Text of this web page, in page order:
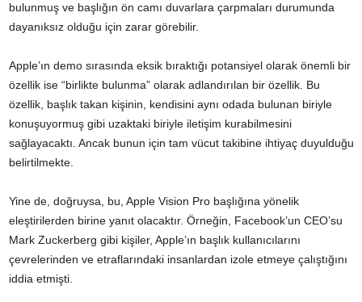
bulunmuş ve başlığın ön camı duvarlara çarpmaları durumunda
dayanıksız olduğu için zarar görebilir.
Apple’ın demo sırasında eksik bıraktığı potansiyel olarak önemli bir
özellik ise “birlikte bulunma” olarak adlandırılan bir özellik. Bu
özellik, başlık takan kişinin, kendisini aynı odada bulunan biriyle
konuşuyormuş gibi uzaktaki biriyle iletişim kurabilmesini
sağlayacaktı. Ancak bunun için tam vücut takibine ihtiyaç duyulduğu
belirtilmekte.
Yine de, doğruysa, bu, Apple Vision Pro başlığına yönelik
eleştirilerden birine yanıt olacaktır. Örneğin, Facebook’un CEO’su
Mark Zuckerberg gibi kişiler, Apple’ın başlık kullanıcılarını
çevrelerinden ve etraflarındaki insanlardan izole etmeye çalıştığını
iddia etmişti.